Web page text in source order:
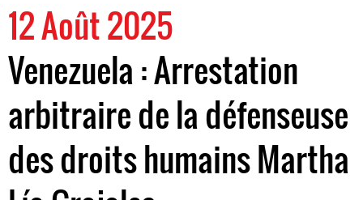
12 Août 2025
Venezuela : Arrestation
arbitraire de la défenseuse
des droits humains Martha